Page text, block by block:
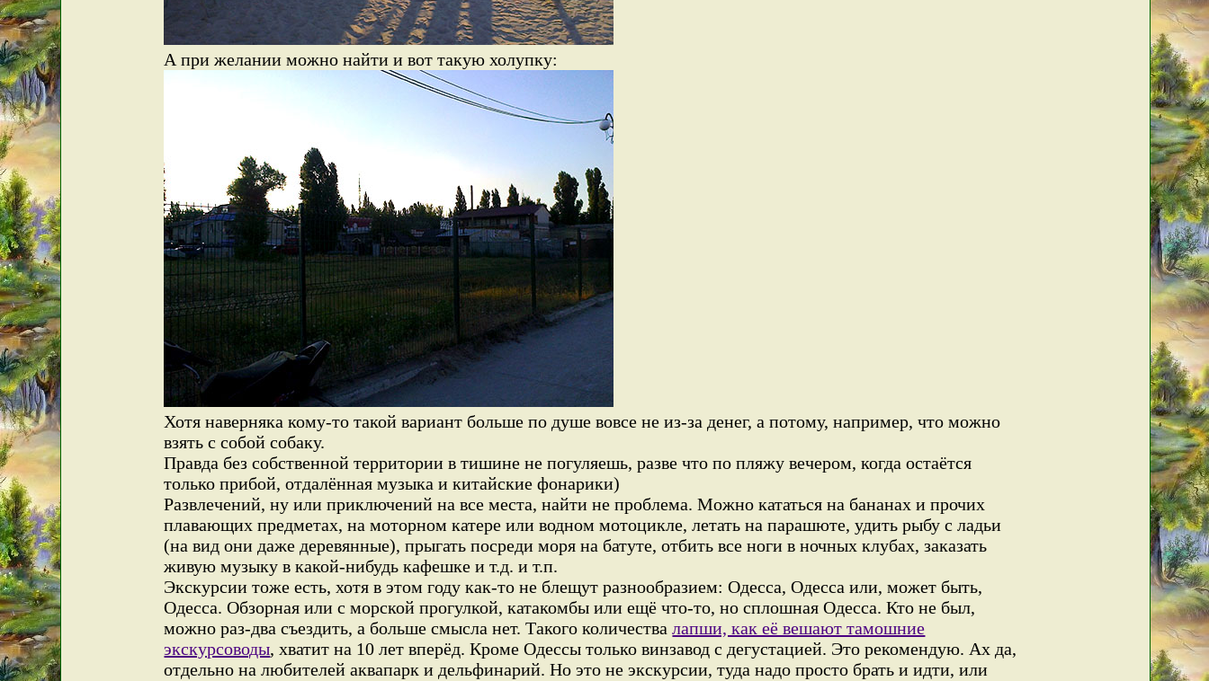
А при желании можно найти и вот такую холупку:
Хотя наверняка кому-то такой вариант больше по душе вовсе не из-за денег, а потому, например, что можно
взять с собой собаку.
Правда без собственной территории в тишине не погуляешь, разве что по пляжу вечером, когда остаётся
только прибой, отдалённая музыка и китайские фонарики)
Развлечений, ну или приключений на все места, найти не проблема. Можно кататься на бананах и прочих
плавающих предметах, на моторном катере или водном мотоцикле, летать на парашюте, удить рыбу с ладьи
(на вид они даже деревянные), прыгать посреди моря на батуте, отбить все ноги в ночных клубах, заказать
живую музыку в какой-нибудь кафешке и т.д. и т.п.
Экскурсии тоже есть, хотя в этом году как-то не блещут разнообразием: Одесса, Одесса или, может быть,
Одесса. Обзорная или с морской прогулкой, катакомбы или ещё что-то, но сплошная Одесса. Кто не был,
можно раз-два съездить, а больше смысла нет. Такого количествалапши, как её вешают тамошние
экскурсоводы, хватит на 10 лет вперёд. Кроме Одессы только винзавод с дегустацией. Это рекомендую. Ах да,
отдельно на любителей аквапарк и дельфинарий. Но это не экскурсии, туда надо просто брать и идти, или